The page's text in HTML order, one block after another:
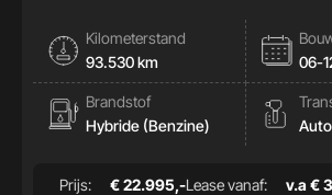
Kilometerstand
93.530 km
06-
Brandstof
Hybride (Benzine)
Prijs: € 22.995,-Lease vanaf: v.a €